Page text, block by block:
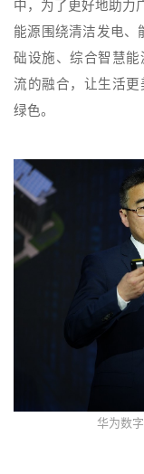
中，为了更好地助力
能源围绕清洁发电、
础设施、综合智慧
流的融合，让生活
绿色。
华为数